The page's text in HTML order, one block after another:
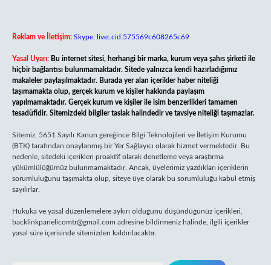
Reklam ve İletişim: Skype: live:.cid.575569c608265c69
Yasal Uyarı: Bu internet sitesi, herhangi bir marka, kurum veya şahıs şirketi ile
hiçbir bağlantısı bulunmamaktadır. Sitede yalnızca kendi hazırladığımız
makaleler paylaşılmaktadır. Burada yer alan içerikler haber niteliği
taşımamakta olup, gerçek kurum ve kişiler hakkında paylaşım
yapılmamaktadır. Gerçek kurum ve kişiler ile isim benzerlikleri tamamen
tesadüfidir. Sitemizdeki bilgiler taslak halindedir ve tavsiye niteliği taşımazlar.
Sitemiz, 5651 Sayılı Kanun gereğince Bilgi Teknolojileri ve İletişim Kurumu
(BTK) tarafından onaylanmış bir Yer Sağlayıcı olarak hizmet vermektedir. Bu
nedenle, sitedeki içerikleri proaktif olarak denetleme veya araştırma
yükümlülüğümüz bulunmamaktadır. Ancak, üyelerimiz yazdıkları içeriklerin
sorumluluğunu taşımakta olup, siteye üye olarak bu sorumluluğu kabul etmiş
sayılırlar.
Hukuka ve yasal düzenlemelere aykırı olduğunu düşündüğünüz içerikleri,
backlinkpanelicomtr@gmail.com adresine bildirmeniz halinde, ilgili içerikler
yasal süre içerisinde sitemizden kaldırılacaktır.